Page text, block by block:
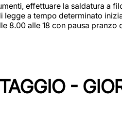
effettuare la saldatura a
a tempo determinato
alle 18 con pausa
-